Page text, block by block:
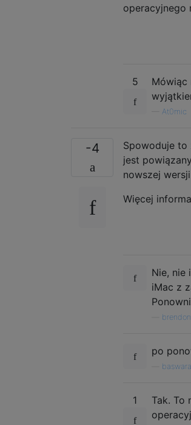
operacyjnego
5
Mówiąc
At0mic
-4
Spowoduje to
jest
nowszej
Więcej
Nie, nie
iMac z
po
1
Tak. To